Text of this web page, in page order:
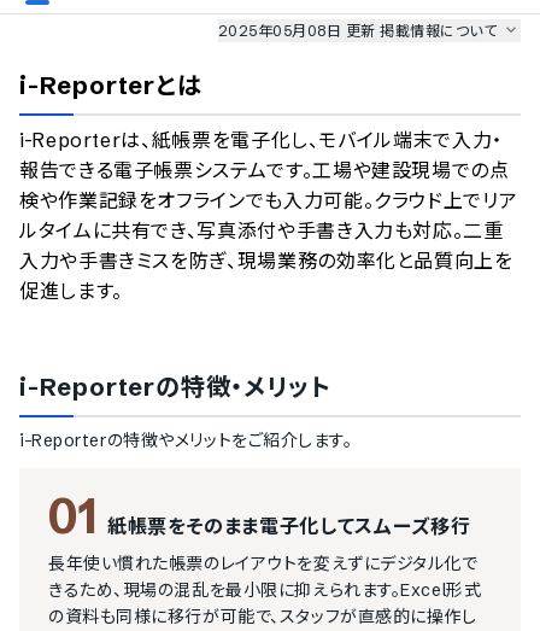
2025年05月08日 更新掲載情報について
のサービスデータを参照しています。
情報更新者：業界DX最強ナビ編集部 情報取得元 掲載修正依頼
i-Reporterとは
i-Reporterは、紙帳票を電子化し、モバイル端末で入力・
報告できる電子帳票システムです。工場や建設現場での点
検や作業記録をオフラインでも入力可能。クラウド上でリア
ルタイムに共有でき、写真添付や手書き入力も対応。二重
入力や手書きミスを防ぎ、現場業務の効率化と品質向上を
促進します。
i-Reporterの特徴・メリット
i-Reporterの特徴やメリットをご紹介します。
01 紙帳票をそのまま電子化してスムーズ移行
長年使い慣れた帳票のレイアウトを変えずにデジタル化で
きるため、現場の混乱を最小限に抑えられます。Excel形式
の資料も同様に移行が可能で、スタッフが直感的に操作し